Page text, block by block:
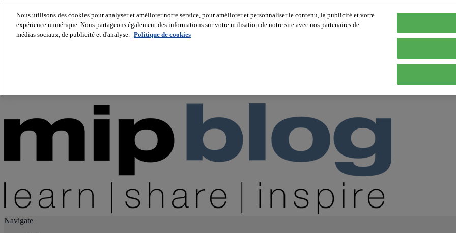
About us
Navigate
Nous utilisons des cookies pour analyser et améliorer notre service, pour améliorer et personnaliser le contenu, la publicité et votre
expérience numérique. Nous partageons également des informations sur votre utilisation de notre site avec nos partenaires de
médias sociaux, de publicité et d'analyse. Politique de cookies